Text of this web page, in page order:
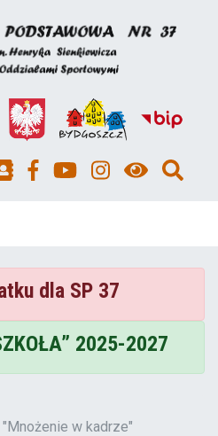
dla SP 37
2025-2027
w kadrze"